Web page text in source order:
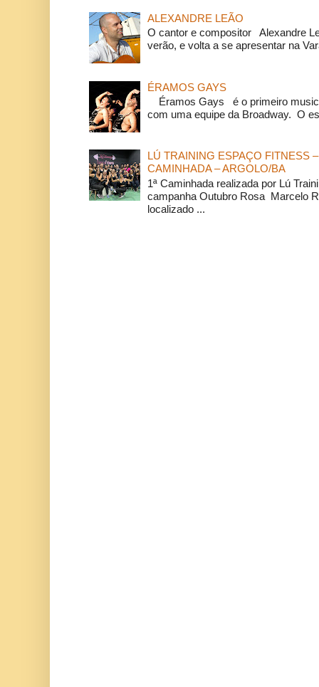
ALEXANDRE LEÃO
O cantor e compositor Alexandre
verão, e volta a se apresentar na
ÉRAMOS GAYS
Éramos Gays é o primeiro
com uma equipe da Broadway. O
LÚ TRAINING ESPAÇO FITNESS
CAMINHADA – ARGOLO/BA
1ª Caminhada realizada por Lú
campanha Outubro Rosa Marcelo
localizado ...